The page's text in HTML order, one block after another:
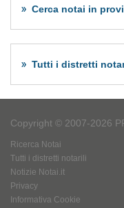
Cerca notai in
Tutti i distretti
Copyright © 2007-2026
Ricerca Notai
Tutti i distretti notarili
Notizie Notai.it
Privacy
Informativa Cookie